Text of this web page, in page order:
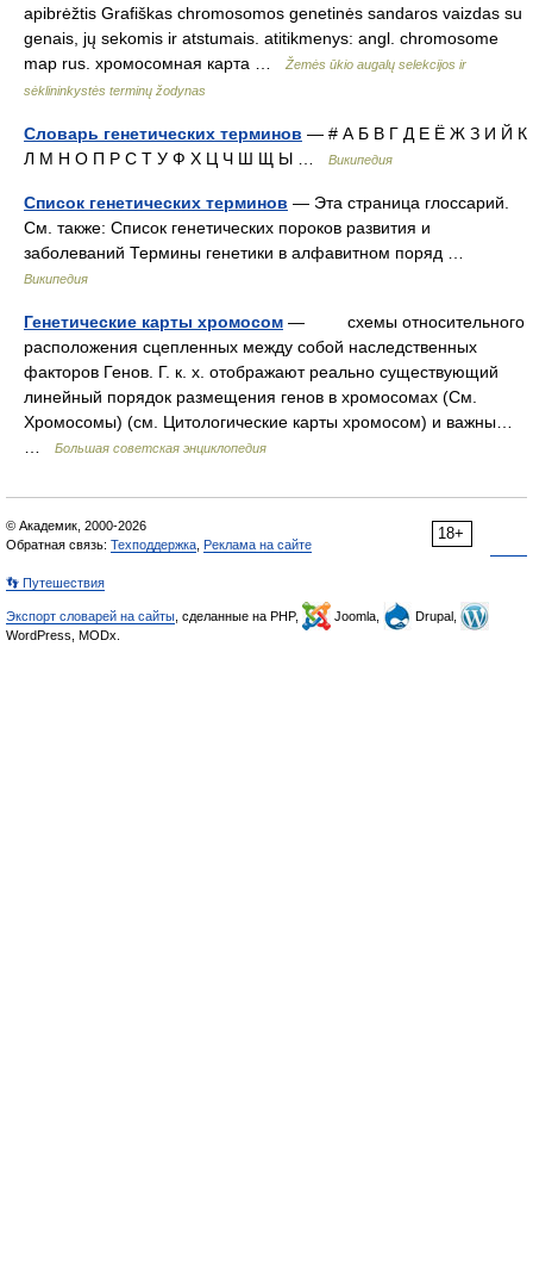
apibrėžtis Grafiškas chromosomos genetinės sandaros vaizdas su
genais, jų sekomis ir atstumais. atitikmenys: angl. chromosome
map rus. хромосомная карта …
Žemės ūkio augalų selekcijos ir
sėklininkystės terminų žodynas
Словарь генетических терминов — # А Б В Г Д Е Ё Ж З И Й К
Л М Н О П Р С Т У Ф Х Ц Ч Ш Щ Ы …
Википедия
Список генетических терминов — Эта страница глоссарий.
См. также: Список генетических пороков развития и
заболеваний Термины генетики в алфавитном поряд …
Википедия
Генетические карты хромосом — схемы относительного
расположения сцепленных между собой наследственных
факторов Генов. Г. к. х. отображают реально существующий
линейный порядок размещения генов в хромосомах (См.
Хромосомы) (см. Цитологические карты хромосом) и важны…
Большая советская энциклопедия
18+
© Академик, 2000-2026
Обратная связь: Техподдержка Реклама на сайте
👣 Путешествия
Экспорт словарей на сайты , сделанные на PHP, Joomla,
Drupal,
WordPress, MODx.